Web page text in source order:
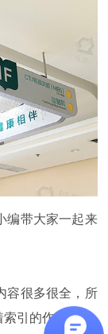
编带大家一起来
容很多很全，所
索引的作用。